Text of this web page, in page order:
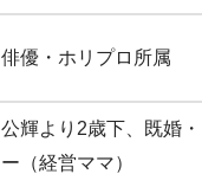
俳優・ホリプロ所属
公輝より2歳下、既婚
ー（経営ママ）